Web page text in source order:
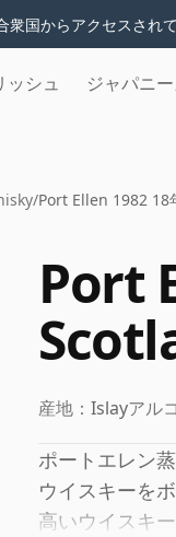
衆国からアクセスされ
ッシュ ジャパニ
/Port Ellen 1982
Port
産地： Islayアル
ポートエレン
ウイスキーを
高いウイスキ